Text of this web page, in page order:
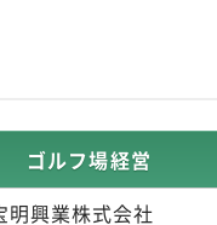
ゴルフ場経営
明興業株式会社